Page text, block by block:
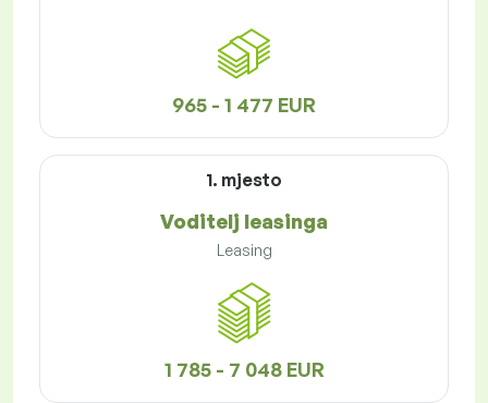
965 - 1 477 EUR
1. mjesto
Voditelj leasinga
Leasing
1 785 - 7 048 EUR